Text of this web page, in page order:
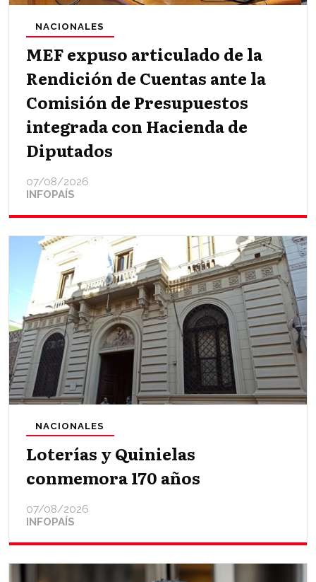
MEF expuso articulado de la
Rendición de Cuentas ante la
Comisión de Presupuestos
integrada con Hacienda de
Diputados
INFOPAÍS
NACIONALES
07/08/2026
Loterías y Quinielas
conmemora 170 años
INFOPAÍS
NACIONALES
07/08/2026